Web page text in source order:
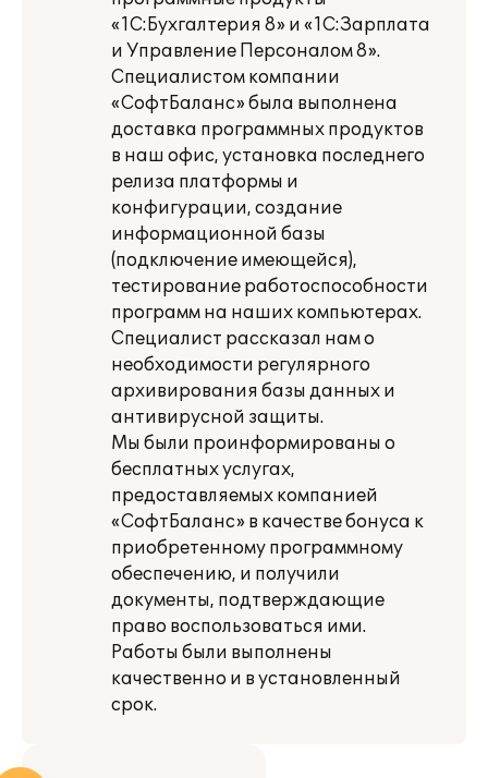
«1С:Бухгалтерия 8» и «1С:Зарплата
и Управление Персоналом 8».
Специалистом компании
«СофтБаланс» была выполнена
доставка программных продуктов
в наш офис, установка последнего
релиза платформы и
конфигурации, создание
информационной базы
(подключение имеющейся),
тестирование работоспособности
программ на наших компьютерах.
Специалист рассказал нам о
необходимости регулярного
архивирования базы данных и
антивирусной защиты.
Мы были проинформированы о
бесплатных услугах,
предоставляемых компанией
«СофтБаланс» в качестве бонуса к
приобретенному программному
обеспечению, и получили
документы, подтверждающие
право воспользоваться ими.
Работы были выполнены
качественно и в установленный
срок.